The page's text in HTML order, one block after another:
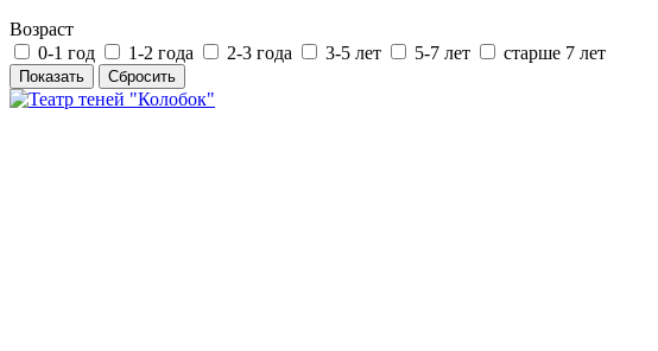
Возраст
0-1 год
1-2 года 2-3 года 3-5 лет 5-7 лет старше 7 лет